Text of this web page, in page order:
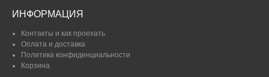
ИНФОРМАЦИЯ
Контакты и как проехать
Оплата и доставка
Политика конфиденциальности
Корзина